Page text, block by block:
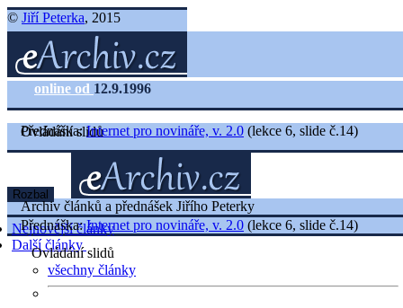
© Jiří Peterka, 2015
online od 12.9.1996
Ovládání slidů
Nejnovější články
Další články
všechny články
Přednáška:Internet pro novináře, v. 2.0 (lekce 6, slide č.14)
Rozbal
Archiv článků a přednášek Jiřího Peterky
Přednáška:Internet pro novináře, v. 2.0 (lekce 6, slide č.14)
Ovládání slidů